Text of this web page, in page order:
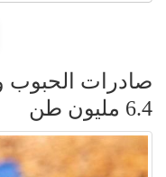
صادرات الحبوب
6.4 مليون طن